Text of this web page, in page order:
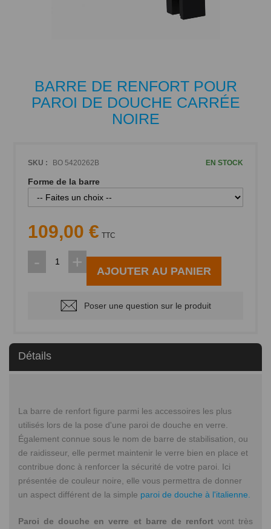
BARRE DE RENFORT POUR
PAROI DE DOUCHE CARRÉE
NOIRE
SKU : BO 5420262B EN STOCK
Forme de la barre
109,00 € TTC
- + AJOUTER AU PANIER
Poser une question sur le produit
au
début
Détails
La barre de renfort figure parmi les accessoires les plus
utilisés lors de la pose d'une paroi de douche en verre.
Également connue sous le nom de barre de stabilisation, ou
de raidisseur, elle permet maintenir le verre bien en place et
contribue donc à renforcer la sécurité de votre paroi. Ici
présentée de couleur noire, elle vous permettra de donner
un aspect différent de la simple paroi de douche à l'italienne.
Paroi de douche en verre et barre de renfort vont très